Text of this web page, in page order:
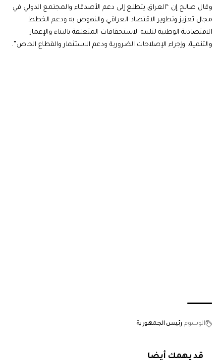
وقال صالح إن “العراق يتطلع إلى دعم الأصدقاء والمجتمع الدولي في
مجال تعزيز وتطوير الاقتصاد العراقي والنهوض به ودعم الخطط
الاقتصادية الوطنية لتلبية الاستحقاقات المتعلقة بالبناء والإعمار
والتنمية، وإجراء الإصلاحات الضرورية ودعم الاستثمار والقطاع الخاص”.
الوسوم رئيس الجمهورية
قد يهمك أيضا